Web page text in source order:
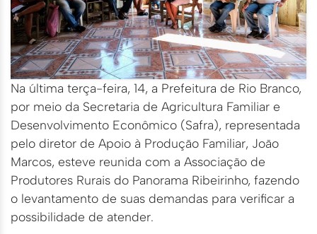
Na última terça-feira, 14, a Prefeitura de Rio Branco,
por meio da Secretaria de Agricultura Familiar e
Desenvolvimento Econômico (Safra), representada
pelo diretor de Apoio à Produção Familiar, João
Marcos, esteve reunida com a Associação de
Produtores Rurais do Panorama Ribeirinho, fazendo
o levantamento de suas demandas para verificar a
possibilidade de atender.